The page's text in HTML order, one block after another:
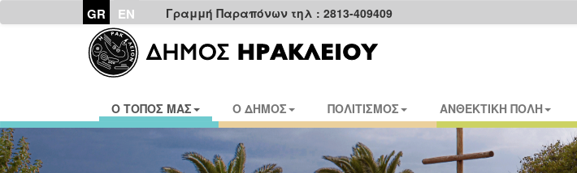
GR EN Γραμμή Παραπόνων τηλ : 2813-409409
Ο ΤΟΠΟΣ ΜΑΣ Ο ΔΗΜΟΣ ΠΟΛΙΤΙΣΜΟΣ ΑΝΘΕΚΤΙΚΗ ΠΟΛΗ